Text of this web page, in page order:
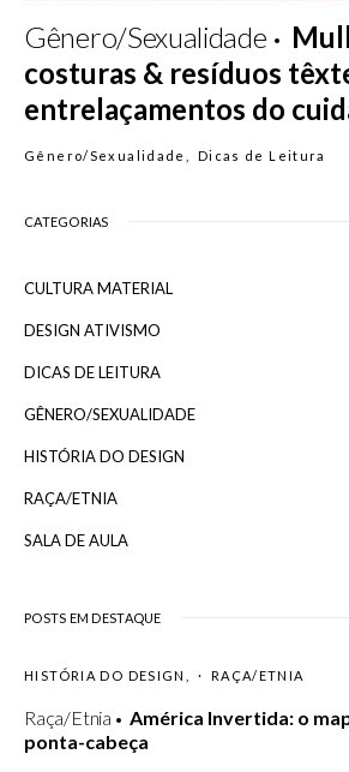
Gênero/Sexualidade
costuras & resíduos
entrelaçamentos do
Gênero/Sexualidade Dicas de Leitura
CATEGORIAS
CULTURA MATERIAL
DESIGN ATIVISMO
DICAS DE LEITURA
GÊNERO/SEXUALIDADE
HISTÓRIA DO DESIGN
RAÇA/ETNIA
SALA DE AULA
POSTS EM DESTAQUE
HISTÓRIA DO DESIGN RAÇA/ETNIA
Raça/Etnia
América Invertida: o
ponta-cabeça